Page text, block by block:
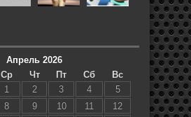
Апрель 2026
Ср Чт Пт Сб
Вс
1
2 3 4
5
8 9 10 11
12